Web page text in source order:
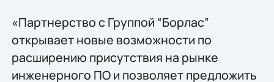
«Партнерство с Группой “Борлас”
открывает новые возможности по
расширению присутствия на рынке
инженерного ПО и позволяет предложить